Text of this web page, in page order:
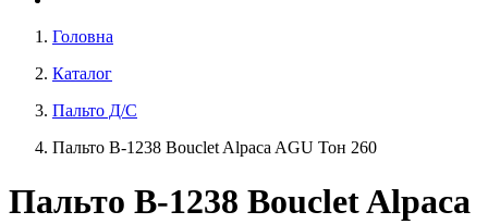
Головна
Каталог
Пальто Д/С
Пальто В-1238 Bouclet Alpaca AGU Тон 260
Пальто В-1238 Bouclet Alpaca